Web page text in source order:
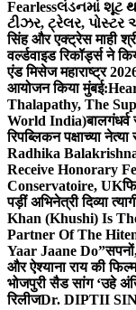
Fearlessલંડનમાં શૂટ
ટીઝર, ટ્રેલર,
सिंह और एक्ट्रेस माही
वर्ल्डवाइड रिकॉर्ड्स ने
एंड मिसेज महाराष्ट्र
आयोजन किया मुंबई:
Thalapathy, The
World India)बालगंधर्व
रिपब्लिकन पक्षाच्या
Radhika
Receive Honorary
Conservatoire, UK
पड़ीं अभिनेत्री दिव्या
Khan (Khushi) Is
Partner Of The
Yaar Jaane Do”
और ऐश्याना राय की
भोजपुरी सैड सांग ‘उहे
रिलीजDr. DIPTII